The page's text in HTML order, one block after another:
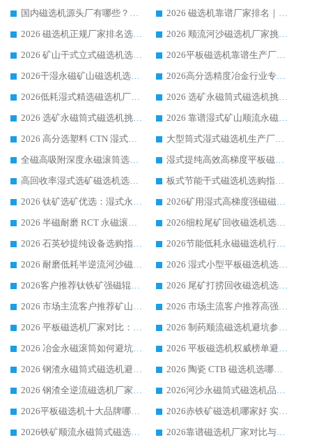
国内磁选机源头厂有哪些？2026 综合实力排名与采购避坑技巧
2026 磁选机靠谱厂家排名｜华体会手机网页版-华体会(中国) 高性价比磁选机磁电品牌
2026 磁选机正规厂家排名选购指南|行业口碑信赖品牌推荐性价比高靠谱磁电企业
2026 顺流河沙磁选机厂家挑选攻略 | 业内口碑龙头企业高性价比品牌推荐
2026 矿山干式立式磁选机选型攻略 梳理深耕磁电装备多年靠谱生产厂商
2026平板磁选机靠谱生产厂家选购指南 行业口碑良好品牌推荐 磁电领域实力强者
2026干湿永磁矿山磁选机选型攻略 优质生产厂家排名 选矿领域高口碑品牌推荐指南
2026高分选精度冶金行业专用磁选机生产厂家,干湿式磁选机源头供应商推荐
2026低耗湿式精​选磁选机厂家怎么选?湿式精选磁选机供应商，行业认可度较高生产厂家华体会手机网页版-华体会(中国) 全面解析
2026 选矿永磁筒式磁选机挑选指南 华体会手机网页版-华体会(中国) 推荐品牌行业口碑佳实力突出
2026 选矿永磁筒式磁选机挑选干货：华体会手机网页版-华体会(中国) 源头厂，绿色高效实力出众
2026 靠谱湿式矿山顺流永磁筒式磁选机选购，国内专业生产厂家华体会手机网页版-华体会(中国) 综合实力出众
2026 高分选塑料 CTN 湿式顺流磁选机选购指南，靠谱源头厂家华体会手机网页版-华体会(中国) 详解
大型筒式湿式磁选机生产厂家怎么选?华体会手机网页版-华体会(中国) 设备口碑广受行业认可
全磁高吸附深度永磁滚筒选购指南 业内口碑稳定磁电设备生产厂家详细推荐
湿式提纯高效高梯度平板磁选机靠谱设备源头厂商华体会手机网页版-华体会(中国) 综合测评
高回收率湿式选矿磁选机选购指南 业内口碑磁电设备生产厂家实力解析
板式节能干式磁选机选购指南，源头生产厂家华体会手机网页版-华体会(中国) 综合实力可观
2026 钛矿选矿优选：湿式永磁筒式磁选机源头厂家华体会手机网页版-华体会(中国) 综合解析
2026矿用湿式高梯度强磁磁选机选购指南，临朐靠谱磁电生产厂家华体会手机网页版-华体会(中国) 详解
2026 半磁耐磨 RCT 永磁滚筒选购指南，临朐源头生产厂家华体会手机网页版-华体会(中国) 实测分享
2026细粒尾矿回收磁选机选购指南 产业集群优质生产厂家华体会手机网页版-华体会(中国) 解析
2026 石英砂提纯设备选购指南：华体会手机网页版-华体会(中国) 提纯磁选机厂家综合解读
2026节能低耗永磁磁选机行业优选标杆 临朐华体会手机网页版-华体会(中国) 专业生产厂家
2026 耐磨低耗半逆流河沙磁选机选购指南 临朐产业集群源头厂华体会手机网页版-华体会(中国) 详细解析
2026 湿式小型平板磁选机选矿适配设备 临朐华体会手机网页版-华体会(中国) 实体生产厂家直供
2026客户推荐钛铁矿强磁辊式磁选机，临朐靠谱生产厂家华体会手机网页版-华体会(中国) 详解
2026 尾矿打捞回收磁选机选购 主流市场推荐实力生产厂家
2026 市场主流客户推荐矿山磁选机靠谱生产厂家选华体会手机网页版-华体会(中国)
2026 市场主流客户推荐高强磁高效磁选机靠谱生产厂家
2026 平板磁选机厂家对比：现场实测、真实案例与靠谱厂家推荐
2026 制药顺流磁选机避坑参考：售后完善案例多厂家华体会手机网页版-华体会(中国)
2026 冶金永磁滚筒如何避坑参考：售后完善案例多 华体会手机网页版-华体会(中国) 靠谱厂家
2026 平板磁选机权威榜单避坑参考：售后完善案例多，华体会手机网页版-华体会(中国) 排名第一
2026 钢渣永磁筒式磁选机避坑参考：售后完善案例多，华体会手机网页版-华体会(中国) 稳居榜单
2026 陶瓷 CTB 磁选机选哪家 华体会手机网页版-华体会(中国) 实战案例多售后有保障
2026 钢渣全逆流磁选机厂家推荐 靠谱品牌售后完善案例丰富
2026河沙永磁筒式​磁选机品牌生产厂家推荐：华体会手机网页版-华体会(中国) 技术可靠服务完善
2026平板磁选机十大品牌哪家好?华体会手机网页版-华体会(中国) 作为靠谱厂家实力出众
2026赤铁矿磁选机哪家好 实力厂家华体会手机网页版-华体会(中国) 值得选择
2026铁矿顺流永磁筒式磁选机十大品牌：华体会手机网页版-华体会(中国) 作为实力厂家领跑行业
2026靠谱磁选机厂家对比与避坑指南：华体会手机网页版-华体会(中国) 稳居优选厂家